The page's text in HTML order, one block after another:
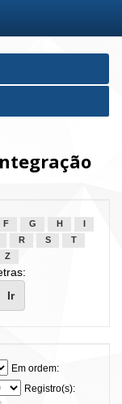
F G H
R S
T
Z
Em ordem:
Registro(s):